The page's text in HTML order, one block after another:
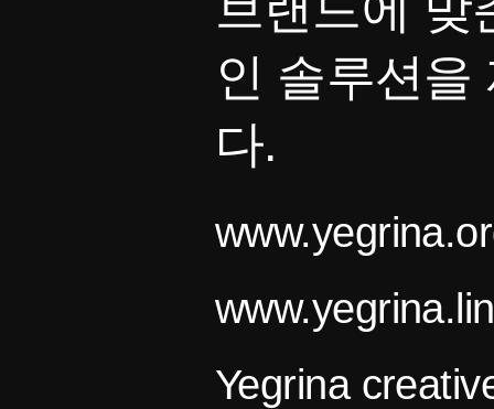
인 솔루션을
다.
Yegrina